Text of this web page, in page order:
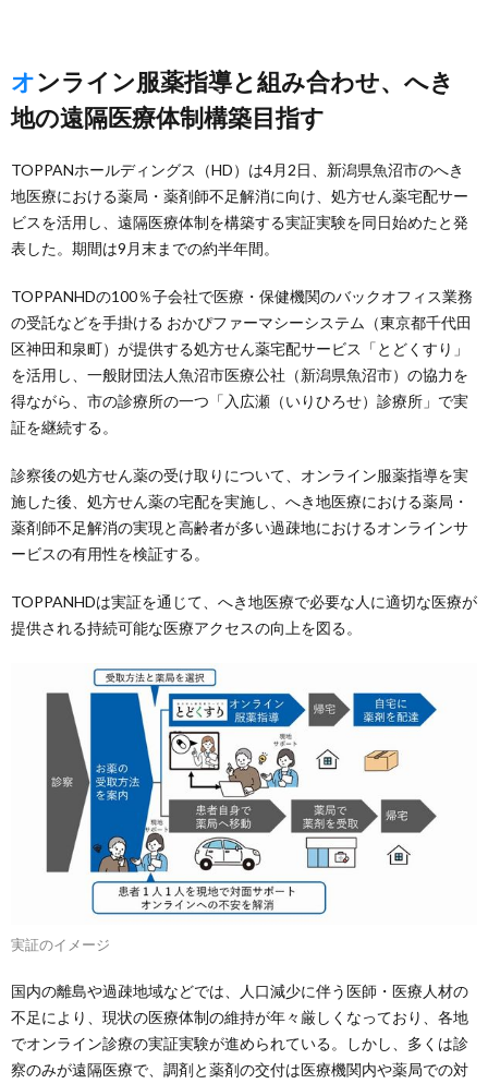
オンライン服薬指導と組み合わせ、へき
地の遠隔医療体制構築目指す
TOPPANホールディングス（HD）は4月2日、新潟県魚沼市のへき
地医療における薬局・薬剤師不足解消に向け、処方せん薬宅配サー
ビスを活用し、遠隔医療体制を構築する実証実験を同日始めたと発
表した。期間は9月末までの約半年間。
TOPPANHDの100％子会社で医療・保健機関のバックオフィス業務
の受託などを手掛ける おかぴファーマシーシステム（東京都千代田
区神田和泉町）が提供する処方せん薬宅配サービス「とどくすり」
を活用し、一般財団法人魚沼市医療公社（新潟県魚沼市）の協力を
得ながら、市の診療所の一つ「入広瀬（いりひろせ）診療所」で実
証を継続する。
診察後の処方せん薬の受け取りについて、オンライン服薬指導を実
施した後、処方せん薬の宅配を実施し、へき地医療における薬局・
薬剤師不足解消の実現と高齢者が多い過疎地におけるオンラインサ
ービスの有用性を検証する。
TOPPANHDは実証を通じて、へき地医療で必要な人に適切な医療が
提供される持続可能な医療アクセスの向上を図る。
実証のイメージ
国内の離島や過疎地域などでは、人口減少に伴う医師・医療人材の
不足により、現状の医療体制の維持が年々厳しくなっており、各地
でオンライン診療の実証実験が進められている。しかし、多くは診
察のみが遠隔医療で、調剤と薬剤の交付は医療機関内や薬局での対